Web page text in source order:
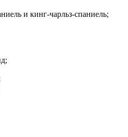
и кинг-чарльз-спаниель;